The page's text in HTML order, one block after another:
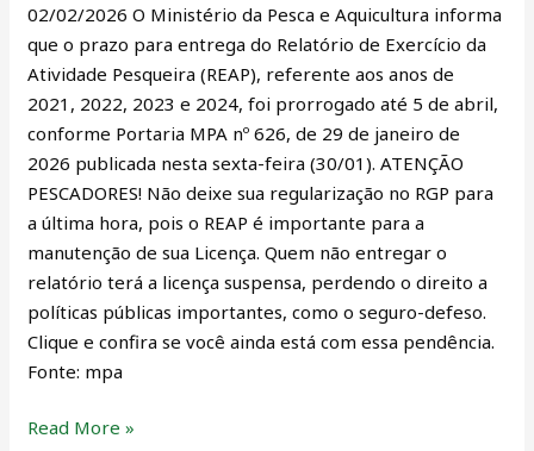
02/02/2026 O Ministério da Pesca e Aquicultura informa
que o prazo para entrega do Relatório de Exercício da
Atividade Pesqueira (REAP), referente aos anos de
2021, 2022, 2023 e 2024, foi prorrogado até 5 de abril,
conforme Portaria MPA nº 626, de 29 de janeiro de
2026 publicada nesta sexta-feira (30/01). ATENÇÃO
PESCADORES! Não deixe sua regularização no RGP para
a última hora, pois o REAP é importante para a
manutenção de sua Licença. Quem não entregar o
relatório terá a licença suspensa, perdendo o direito a
políticas públicas importantes, como o seguro-defeso.
Clique e confira se você ainda está com essa pendência.
Fonte: mpa
Read More »